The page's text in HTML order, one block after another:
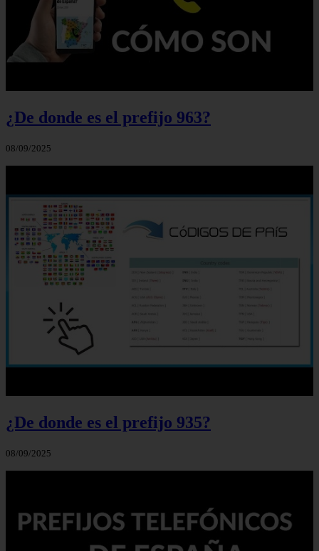
¿De donde es el prefijo 963?
08/09/2025
¿De donde es el prefijo 935?
08/09/2025